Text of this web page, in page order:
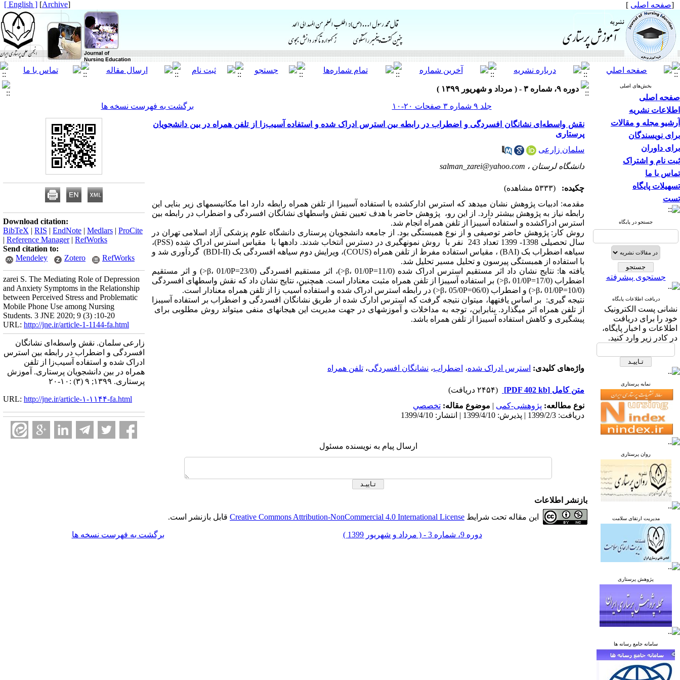
[صفحه اصلی ]
[
Archive
]
[ English ]
بخش‌های اصلی
صفحه اصلی
اطلاعات نشریه
آرشیو مجله و مقالات
برای نویسندگان
برای داوران
ثبت نام و اشتراک
تماس با ما
تسهیلات پایگاه
تست
جستجو در پایگاه
جستجوی پیشرفته
دریافت اطلاعات پایگاه
نشانی پست الکترونیک
خود را برای دریافت
اطلاعات و اخبار پایگاه،
در کادر زیر وارد کنید.
نمایه پرستاری
روان پرستاری
مدیریت ارتقای سلامت
پژوهش پرستاری
سامانه جامع رسانه ها
دوره ۹، شماره ۳ - ( مرداد و شهریور ۱۳۹۹ )
جلد ۹ شماره ۳ صفحات ۲۰-۱۰
برگشت به فهرست نسخه ها
نقش واسطه‌ای نشانگان افسردگی و اضطراب در رابطه بین استرس ادراک شده و استفاده آسیب‌زا از تلفن همراه در بین دانشجویان
پرستاری
سلمان زارعی
دانشگاه لرستان ، salman_zarei@yahoo.com
چکیده:
(۵۳۳۳ مشاهده)
مقدمه: ادبیات پژوهش نشان می­دهد که استرس ادارک­شده با استفاده آسیب­زا از تلفن همراه رابطه دارد اما مکانیسم­های زیر بنایی این
رابطه نیاز به پژوهش بیشتر دارد. از این رو، پژوهش حاضر با هدف تعیین نقش واسطه­ای نشانگان افسردگی و اضطراب در رابطه بین
استرس ادراک­شده و استفاده آسیب­زا از تلفن همراه انجام شد.
روش کار: پژوهش حاضر توصیفی و از نوع همبستگی بود. از جامعه دانشجویان پرستاری دانشگاه علوم پزشکی آزاد اسلامی تهران در
سال تحصیلی 1398- 1399 تعداد 243 نفر با روش نمونه­گیری در دسترس انتخاب شدند. داده­ها با مقیاس استرس ادراک شده (PSS)،
سیاهه اضطراب بک (BAI) ، مقیاس استفاده مفرط از تلفن همراه (COUS)، ویرایش دوم سیاهه افسردگی بک (BDI-II) گردآوری شد و
با استفاده از همبستگی پیرسون و تحلیل مسیر تحلیل شد.
یافته­ ها: نتایج نشان داد اثر مستقیم استرس ادراک ­شده (11/0=β، 01/0P<)، اثر مستقیم افسردگی (23/0=β، 01/0P<) و اثر مستقیم
اضطراب (17/0=β، 01/0P<) بر استفاده آسیب­زا از تلفن همراه مثبت معنادار است. همچنین، نتایج نشان داد که نقش واسطه­ای افسردگی
(10/0=β، 01/0P<) و اضطراب (06/0=β، 05/0P<) در رابطه استرس ادراک شده و استفاده آسیب زا از تلفن همراه معنادار است.
نتیجه ­گیری: بر اساس یافته­ها، می­توان نتیجه گرفت که استرس ادارک شده از طریق نشانگان افسردگی و اضطراب بر استفاده آسیب­زا
از تلفن همراه اثر می­گذارد. بنابراین، توجه به مداخلات و آموزش­های در جهت مدیریت این هیجان­های منفی می­تواند روش مطلوبی برای
پیشگیری و کاهش استفاده آسیب­زا از تلفن همراه باشد.
واژه‌های کلیدی: استرس ادراک ‌شده، اضطراب، نشانگان افسردگی، تلفن همراه
متن کامل [PDF 402 kb]
(۲۴۵۴ دریافت)
نوع مطالعه: پژوهشی-کمی | موضوع مقاله: تخصصي
دریافت: 1399/2/3 | پذیرش: 1399/4/10 | انتشار: 1399/4/10
ارسال پیام به نویسنده مسئول
Download citation:
BibTeX | RIS | EndNote | Medlars | ProCite
| Reference Manager| RefWorks
Send citation to:
Mendeley
Zotero RefWorks
zarei S. The Mediating Role of Depression
and Anxiety Symptoms in the Relationship
between Perceived Stress and Problematic
Mobile Phone Use among Nursing
Students. 3 JNE 2020; 9 (3) :10-20
URL: http://jne.ir/article-1-1144-fa.html
زارعی سلمان. نقش واسطه‌ای نشانگان
افسردگی و اضطراب در رابطه بین استرس
ادراک شده و استفاده آسیب‌زا از تلفن
همراه در بین دانشجویان پرستاری. آموزش
پرستاری. ۱۳۹۹; ۹ (۳) :۱۰-۲۰
URL: http://jne.ir/article-۱-۱۱۴۴-fa.html
بازنشر اطلاعات
این مقاله تحت شرایط Creative Commons Attribution-NonCommercial 4.0 International License قابل بازنشر است.
دوره 9، شماره 3 - ( مرداد و شهریور 1399 ) برگشت به فهرست نسخه ها